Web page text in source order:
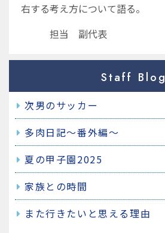
右する考え方について語る。
担当 副代表
Staff Blog
次男のサッカー
多肉日記～番外編～
夏の甲子園2025
家族との時間
また行きたいと思える理由